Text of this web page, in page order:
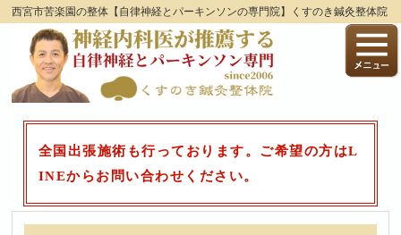
西宮市苦楽園の整体【自律神経とパーキンソンの専門院】くすのき鍼灸整体院
全国出張施術も行っております。ご希望の方はL
INEからお問い合わせください。